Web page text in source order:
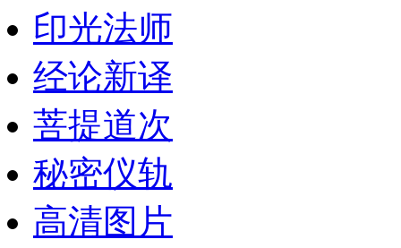
印光法师
经论新译
菩提道次
秘密仪轨
高清图片